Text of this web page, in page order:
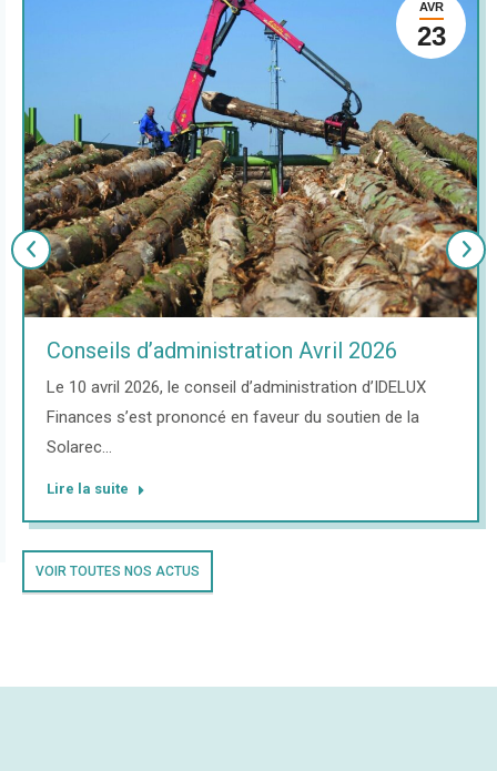
AVR
23
Conseils d’administration Avril 2026
Le 10 avril 2026, le conseil d’administration d’IDELUX
Finances s’est prononcé en faveur du soutien de la
Solarec…
Lire la suite
VOIR TOUTES NOS ACTUS